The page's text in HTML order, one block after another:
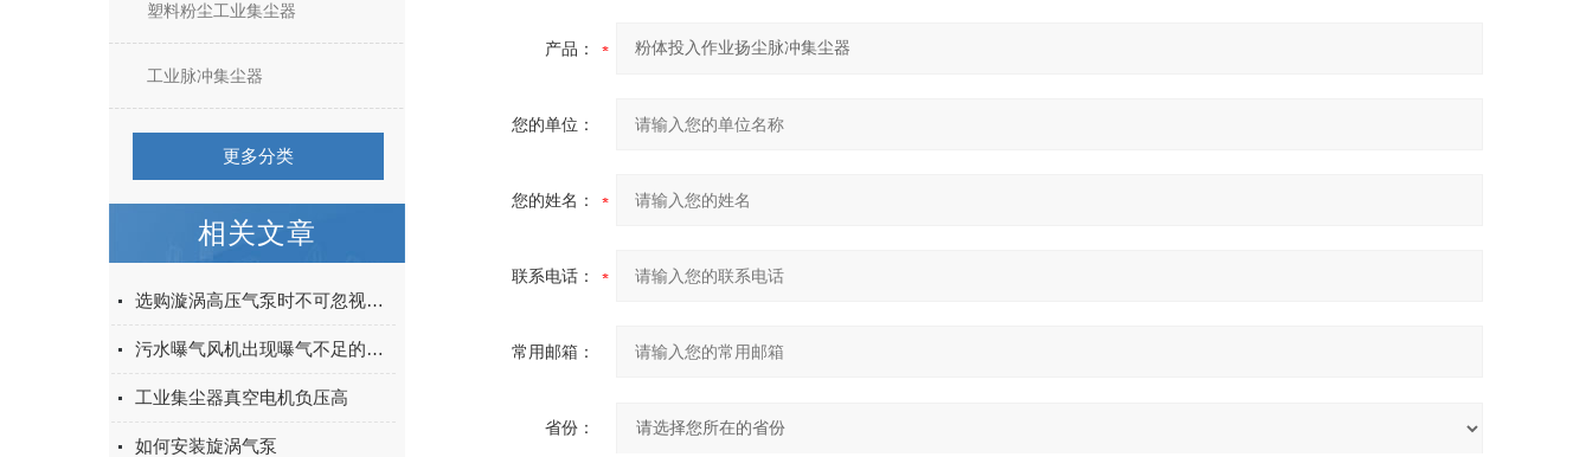
塑料粉尘工业集尘器
工业脉冲集尘器
更多分类
相关文章
选购漩涡高压气泵时不可忽视的技术参数
污水曝气风机出现曝气不足的原因你知道有哪些么
工业集尘器真空电机负压高
如何安装旋涡气泵
产品：
您的单位：
您的姓名：
联系电话：
常用邮箱：
省份：